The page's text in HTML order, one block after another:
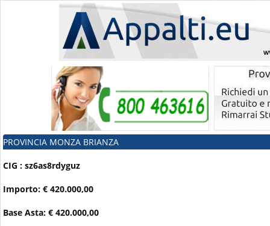
PROVINCIA MONZA BRIANZA
CIG : sz6as8rdyguz
Importo: € 420.000,00
Base Asta: € 420.000,00